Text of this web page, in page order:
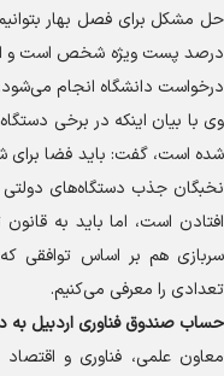
حل مشکل برای فصل بهار
درخواست دانشگاه انجام می‌شود.
وی با بیان اینکه در برخی
شده است، گفت: باید فضا برای
نخبگان جذب دستگاه‌های
افتادن است، اما باید به
سربازی هم بر اساس توافقی
تعدادی را معرفی می‌کنیم.
حساب صندوق فناوری اردبیل به
معاون علمی، فناوری و